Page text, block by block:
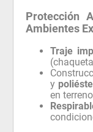
Protección
Ambientes
Traje
y
en